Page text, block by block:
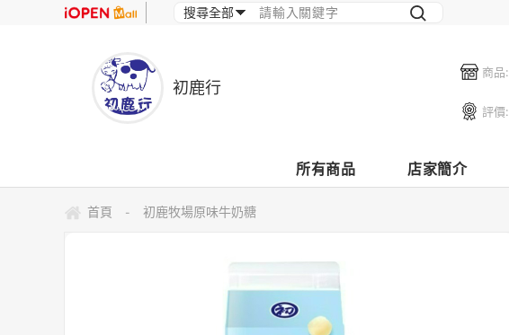
商品:
評價:
初鹿行
所有商品 店家簡介
首頁 - 初鹿牧場原味牛奶糖